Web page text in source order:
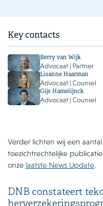
Key contacts
Berry van Wijk
Advocaat | Partner
Lisanne Haarman
Advocaat | Counsel
Gijs Hamelijnck
Advocaat | Counsel
Verder lichten wij een
toezichtrechtelijke
onze laatste News Update.
DNB constateert